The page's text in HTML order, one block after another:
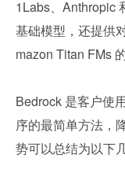
1Labs、Anthropic
基础模型，还提供
mazon Titan FMs
Bedrock 是客户使
序的最简单方法，
势可以总结为以下